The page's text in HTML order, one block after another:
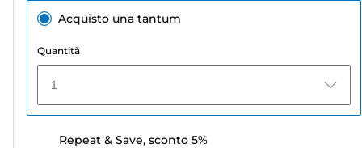
Acquisto una tantum
Quantità
1
Repeat & Save, sconto 5%